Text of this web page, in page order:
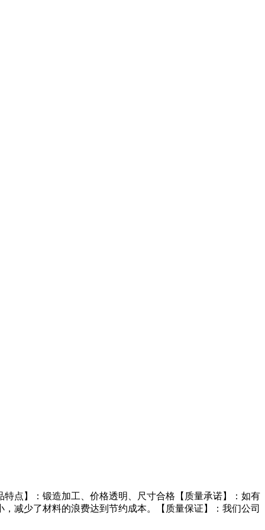
点】：锻造加工、价格透明、尺寸合格【质量承诺】：如有
减少了材料的浪费达到节约成本。【质量保证】：我们公司